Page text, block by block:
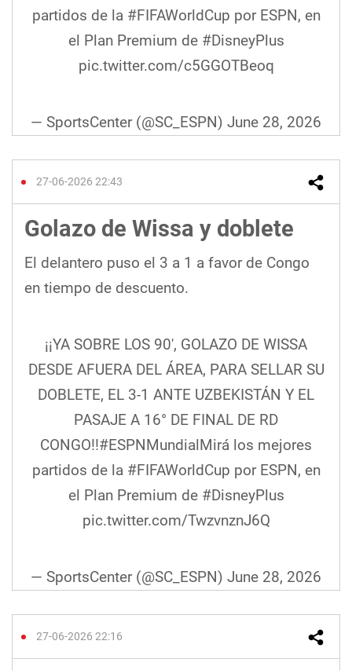
partidos de la #FIFAWorldCup por ESPN, en
el Plan Premium de #DisneyPlus
pic.twitter.com/c5GGOTBeoq
— SportsCenter (@SC_ESPN) June 28, 2026
27-06-2026 22:43
Golazo de Wissa y doblete
El delantero puso el 3 a 1 a favor de Congo
en tiempo de descuento.
¡¡YA SOBRE LOS 90', GOLAZO DE WISSA
DESDE AFUERA DEL ÁREA, PARA SELLAR SU
DOBLETE, EL 3-1 ANTE UZBEKISTÁN Y EL
PASAJE A 16° DE FINAL DE RD
CONGO!!#ESPNMundialMirá los mejores
partidos de la #FIFAWorldCup por ESPN, en
el Plan Premium de #DisneyPlus
pic.twitter.com/TwzvnznJ6Q
— SportsCenter (@SC_ESPN) June 28, 2026
27-06-2026 22:16